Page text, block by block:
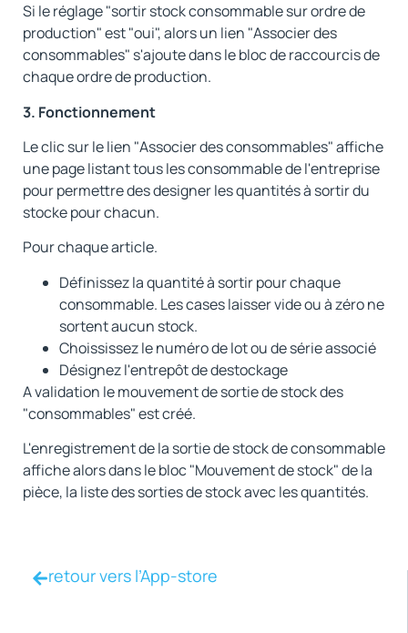
retour vers l’App-store
Si le réglage "sortir stock consommable sur ordre de
production" est "oui", alors un lien "Associer des
consommables" s'ajoute dans le bloc de raccourcis de
chaque ordre de production.
3. Fonctionnement
Le clic sur le lien "Associer des consommables" affiche
une page listant tous les consommable de l'entreprise
pour permettre des designer les quantités à sortir du
stocke pour chacun.
Pour chaque article.
Définissez la quantité à sortir pour chaque
consommable. Les cases laisser vide ou à zéro ne
sortent aucun stock.
Choississez le numéro de lot ou de série associé
Désignez l'entrepôt de destockage
A validation le mouvement de sortie de stock des
"consommables" est créé.
L'enregistrement de la sortie de stock de consommable
affiche alors dans le bloc "Mouvement de stock" de la
pièce, la liste des sorties de stock avec les quantités.